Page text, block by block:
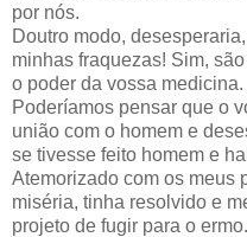
por nós.
Doutro modo,
minhas fraquezas! Sim,
o poder da vossa medicina.
Poderíamos pensar que o
união com o homem e
se tivesse feito homem e
Atemorizado com os meus
miséria, tinha resolvido e
projeto de fugir para o ermo.